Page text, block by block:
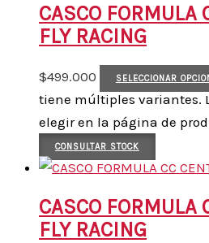
CASCO FORMULA
FLY RACING
$499.000 SELECCIONAR
tiene múltiples variantes.
elegir en la página de
CONSULTAR STOCK
CASCO FORMULA
FLY RACING